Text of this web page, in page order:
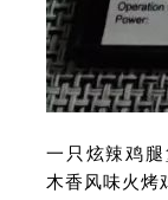
一只炫辣鸡
木香风味火烤